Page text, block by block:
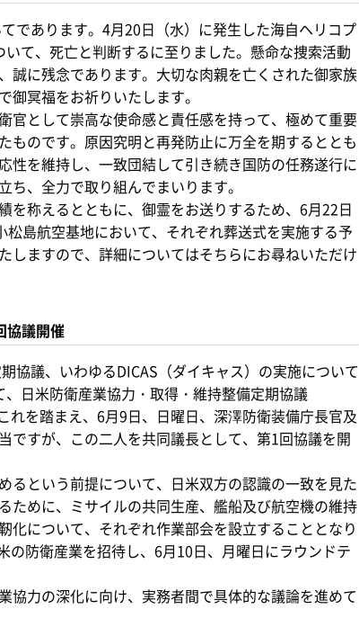
であります。4月20日（水）に発生した海自ヘリコプ
て、死亡と判断するに至りました。懸命な捜索活動
誠に残念であります。大切な肉親を亡くされた御家族
冥福をお祈りいたします。
として崇高な使命感と責任感を持って、極めて重要
ものです。原因究明と再発防止に万全を期するととも
性を維持し、一致団結して引き続き国防の任務遂行に
、全力で取り組んでまいります。
称えるとともに、御霊をお送りするため、6月22日
島航空基地において、それぞれ葬送式を実施する予
しますので、詳細についてはそちらにお尋ねいただけ
協議開催
協議、いわゆるDICAS（ダイキャス）の実施について
日米防衛産業協力・取得・維持整備定期協議
れを踏まえ、6月9日、日曜日、深澤防衛装備庁長官及
ですが、この二人を共同議長として、第1回協議を開
という前提について、日米双方の認識の一致を見た
ために、ミサイルの共同生産、艦船及び航空機の維持
化について、それぞれ作業部会を設立することとなり
の防衛産業を招待し、6月10日、月曜日にラウンドテ
力の深化に向け、実務者間で具体的な議論を進めて